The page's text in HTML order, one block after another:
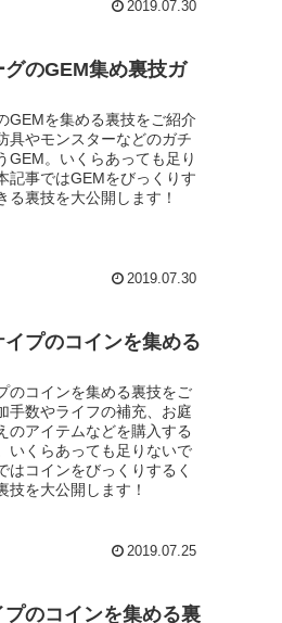
2019.07.30
のGEM集め裏技ガ
GEMを集める裏技をご紹介
具やモンスターなどのガチ
GEM。いくらあっても足り
記事ではGEMをびっくりす
る裏技を大公開します！
2019.07.30
イプのコインを集める
のコインを集める裏技をご
手数やライフの補充、お庭
のアイテムなどを購入する
いくらあっても足りないで
はコインをびっくりするく
技を大公開します！
2019.07.25
のコインを集める裏